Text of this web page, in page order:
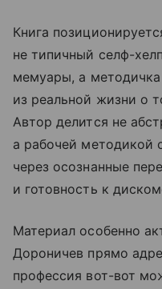
Книга
не типичный селф-
мемуары, а
из реальной жизни о
Автор делится не
а рабочей методикой
через осознанные
и готовность к
Материал особенно
Дороничев прямо
профессия вот-вот